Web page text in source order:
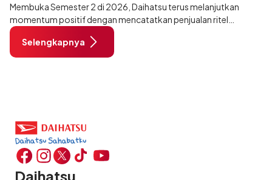
Membuka Semester 2 di 2026, Daihatsu terus melanjutkan
momentum positif dengan mencatatkan penjualan ritel
sebanyak 12.750 unit pada Juli 2026. Capaian tersebut tumbuh
13,6% dibandingkan periode yang sama tahun lalu sebanyak
11.220 unit, dan tetap stabil dibandingkan bulan Juni 2026 lalu.
Selengkapnya
Daihatsu